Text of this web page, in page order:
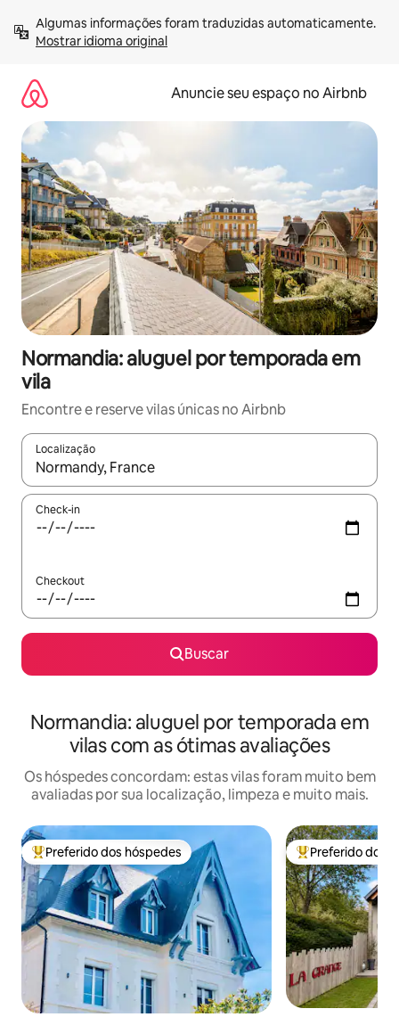
para
Mostrar idioma original
Anuncie seu espaço no Airbnb
Normandia: aluguel por temporada em
vila
Encontre e reserve vilas únicas no Airbnb
Localização
Quando os resultados estiverem disponíveis, explore-os
Check-in
Checkout
Buscar
Normandia: aluguel por temporada em
vilas com as ótimas avaliações
Os hóspedes concordam: estas vilas foram muito bem
avaliadas por sua localização, limpeza e muito mais.
Entre os melhores preferidos dos hóspedes
Preferido dos hóspedes Entre os
Preferido dos